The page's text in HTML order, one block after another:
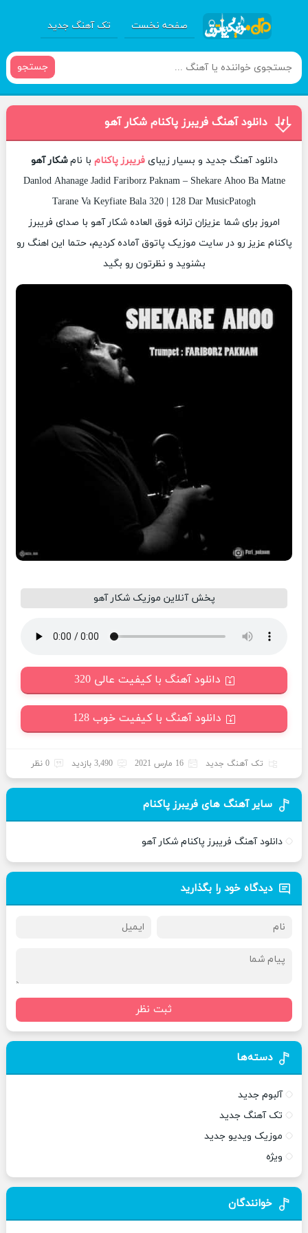
صفحه نخست تک آهنگ جدید
جستجو
دانلود آهنگ فریبرز پاکنام شکار آهو
دانلود آهنگ جدید و بسیار زیبایفریبرز پاکنام با نامشکار آهو
Danlod Ahanage Jadid Fariborz Paknam – Shekare Ahoo Ba Matne
Tarane Va Keyfiate Bala 320 | 128 Dar MusicPatogh
امروز برای شما عزیزان ترانه فوق العاده شکار آهو با صدای فریبرز
پاکنام عزیز رو در سایت موزیک پاتوق آماده کردیم، حتما این اهنگ رو
بشنوید و نظرتون رو بگید
پخش آنلاین موزیک شکار آهو
دانلود آهنگ با کیفیت عالی 320
دانلود آهنگ با کیفیت خوب 128
تک آهنگ جدید 16 مارس 2021 3,490 بازدید 0 نظر
سایر آهنگ های فریبرز پاکنام
دانلود آهنگ فریبرز پاکنام شکار آهو
دیدگاه خود را بگذارید
ثبت نظر
دسته‌ها
آلبوم جدید
تک آهنگ جدید
موزیک ویدیو جدید
ویژه
خوانندگان